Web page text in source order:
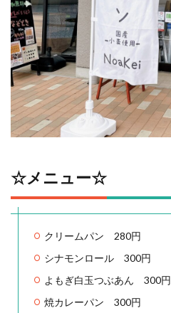
☆メニュー☆
クリームパン 280円
シナモンロール 300円
よもぎ白玉つぶあん 300円
焼カレーパン 300円